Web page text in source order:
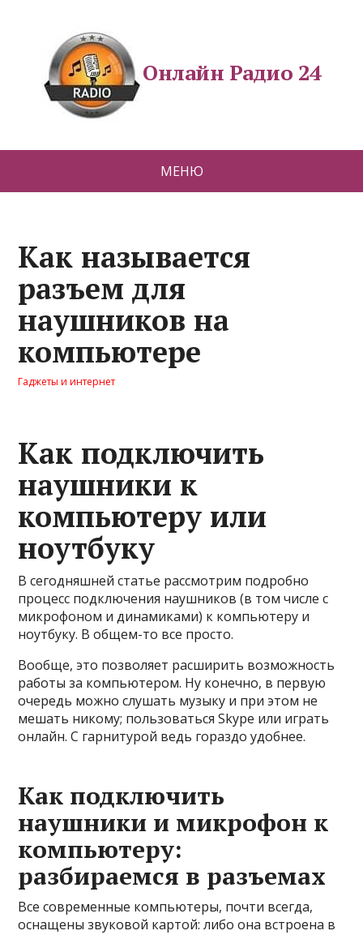
Онлайн Радио 24
МЕНЮ
Как называется
разъем для
наушников на
компьютере
Гаджеты и интернет
Как подключить
наушники к
компьютеру или
ноутбуку
В сегодняшней статье рассмотрим подробно
процесс подключения наушников (в том числе с
микрофоном и динамиками) к компьютеру и
ноутбуку. В общем-то все просто.
Вообще, это позволяет расширить возможность
работы за компьютером. Ну конечно, в первую
очередь можно слушать музыку и при этом не
мешать никому; пользоваться Skype или играть
онлайн. С гарнитурой ведь гораздо удобнее.
Как подключить
наушники и микрофон к
компьютеру:
разбираемся в разъемах
Все современные компьютеры, почти всегда,
оснащены звуковой картой: либо она встроена в